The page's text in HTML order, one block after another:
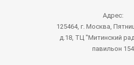
Адрес:
125464, г. Москва,
д.18, ТЦ "Митинский
павильон 154